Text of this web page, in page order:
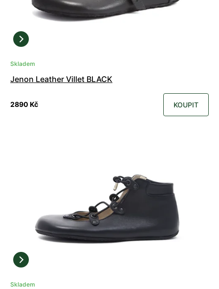
Skladem
Jenon Leather Villet BLACK
2890 Kč KOUPIT
Skladem